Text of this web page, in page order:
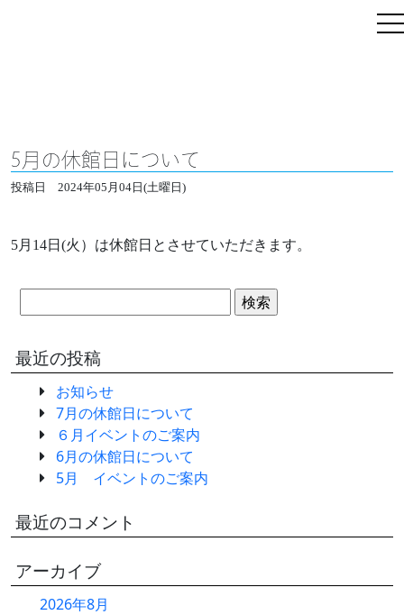
5月の休館日について
投稿日 2024年05月04日(土曜日)
5月14日(火）は休館日とさせていただきます。
最近の投稿
お知らせ
7月の休館日について
６月イベントのご案内
6月の休館日について
5月 イベントのご案内
最近のコメント
アーカイブ
2026年8月